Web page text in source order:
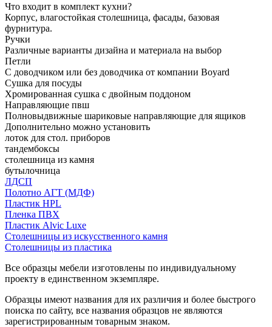
Что входит в комплект кухни?
Корпус, влагостойкая столешница, фасады, базовая
фурнитура.
Ручки
Различные варианты дизайна и материала на выбор
Петли
С доводчиком или без доводчика от компании Boyard
Сушка для посуды
Хромированная сушка с двойным поддоном
Направляющие пвш
Полновыдвижные шариковые направляющие для ящиков
Дополнительно можно установить
лоток для стол. приборов
тандембоксы
столешница из камня
бутылочница
ЛДСП
Полотно АГТ (МДФ)
Пластик HPL
Пленка ПВХ
Пластик Alvic Luxe
Столешницы из искусственного камня
Столешницы из пластика
Все образцы мебели изготовлены по индивидуальному
проекту в единственном экземпляре.
Образцы имеют названия для их различия и более быстрого
поиска по сайту, все названия образцов не являются
зарегистрированным товарным знаком.